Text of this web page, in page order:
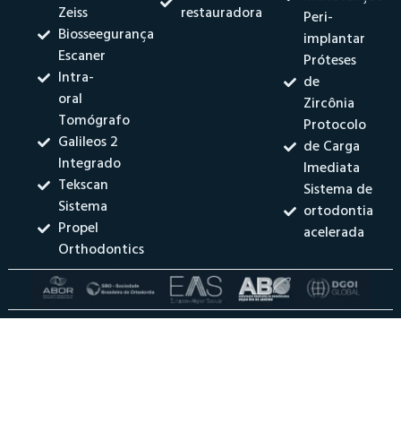
Zeiss
Biosseegurança
Escaner
Intra-
oral
Tomógrafo
Galileos 2
Integrado
Tekscan
Sistema
Propel
Orthodontics
restauradora
Peri-
implantar
Próteses
de
Zircônia
Protocolo
de Carga
Imediata
Sistema de
ortodontia
acelerada